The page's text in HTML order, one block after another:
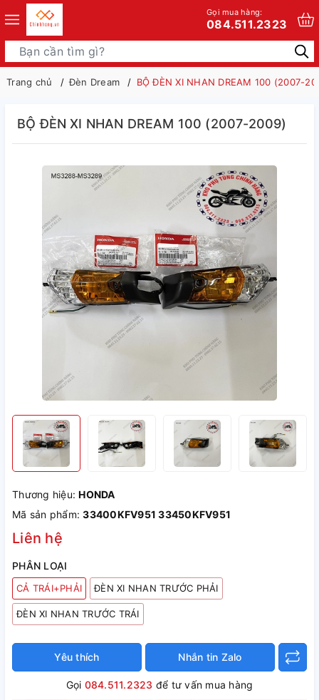
Gọi mua hàng:
084.511.2323
Trang chủ Đèn Dream BỘ ĐÈN XI NHAN DREAM 100 (2007-
BỘ ĐÈN XI NHAN DREAM 100 (2007-2009)
Thương hiệu:HONDA
Mã sản phẩm:33400KFV951 33450KFV951
Liên hệ
PHÂN LOẠI
CẢ TRÁI+PHẢI ĐÈN XI NHAN TRƯỚC PHẢI
ĐÈN XI NHAN TRƯỚC TRÁI
Yêu thích Nhắn tin Zalo
Gọi 084.511.2323 để tư vấn mua hàng